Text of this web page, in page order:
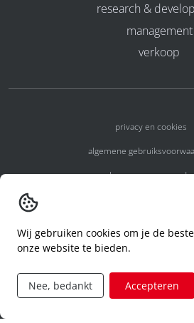
research &
management
verkoop
privacy en cookies
algemene
algemene
code of conduct
aanvraag rechten ivm
Wij gebruiken cookies om je de
onze website te bieden.
Nee, bedankt Accepteren